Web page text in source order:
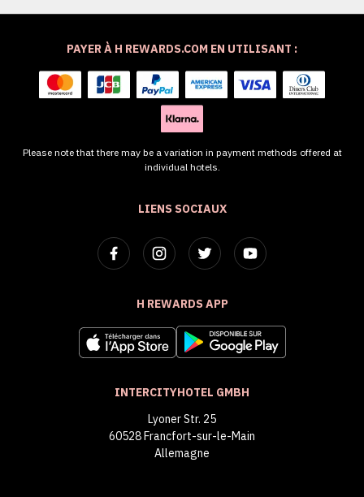
LIENS SOCIAUX
H REWARDS APP
INTERCITYHOTEL GMBH
Lyoner Str. 25
60528 Francfort-sur-le-Main
Allemagne
PAYER À H REWARDS.COM EN UTILISANT :
Please note that there may be a variation in payment methods offered at
individual hotels.